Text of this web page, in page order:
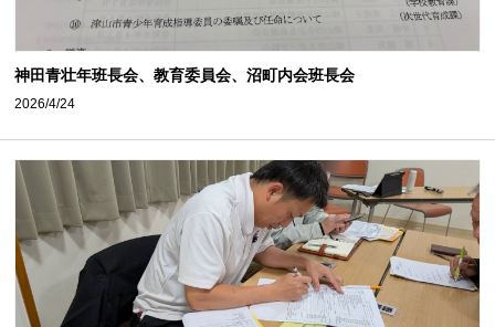
神田青壮年班長会、教育委員会、沼町内会班長会
2026/4/24